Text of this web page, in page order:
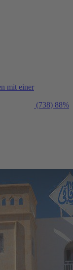
mit einer
(738) 88%